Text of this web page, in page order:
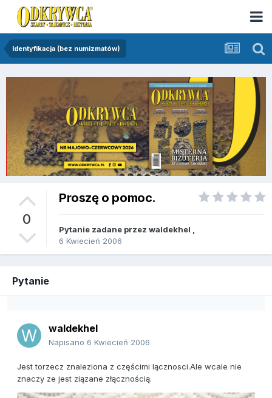
Identyfikacja (bez numizmatów)
0
Proszę o pomoc.
Pytanie zadane przez waldekhel
6 Kwiecień 2006
Pytanie
waldekhel
Napisano 6 Kwiecień 2006
Jest torzecz znaleziona z częścimi lącznosci.Ale wcale nie
znaczy ze jest ziązane złącznością.